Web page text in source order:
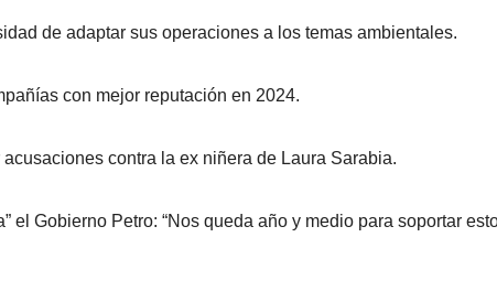
de adaptar sus operaciones a los temas ambientales.
con mejor reputación en 2024.
contra la ex niñera de Laura Sarabia.
el Gobierno Petro: “Nos queda año y medio para soportar